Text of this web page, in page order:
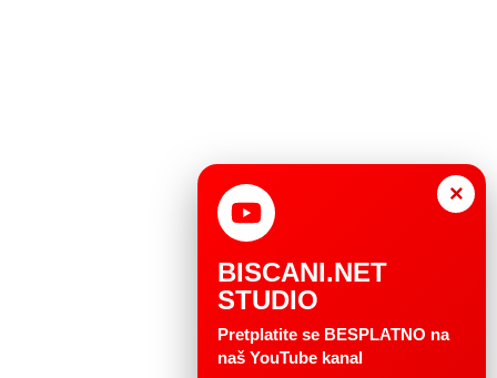
×
BISCANI.NET
STUDIO
Pretplatite se BESPLATNO na
naš YouTube kanal